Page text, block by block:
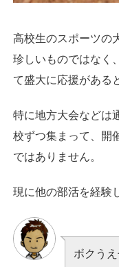
高校生のスポーツの
珍しいものではなく
て盛大に応援がある
特に地方大会などは
校ずつ集まって、開
ではありません。
現に他の部活を経験
ボクう